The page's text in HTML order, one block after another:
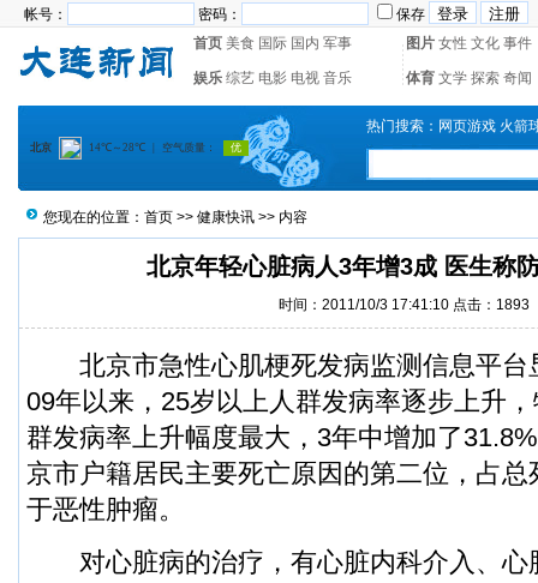
帐号： 密码：
保存
首页 美食 国际 国内 军事 图片 女性 文化 事件
娱乐 综艺 电影 电视 音乐 体育 文学 探索 奇闻
热门搜索： 网页游戏 火箭
您现在的位置： 首页 >> 健康快讯 >> 内容
北京年轻心脏病人3年增3成 医生称
时间：2011/10/3 17:41:10 点击：1893
北京市急性心肌梗死发病监测信息平台
09年以来，25岁以上人群发病率逐步上升
群发病率上升幅度最大，3年中增加了
京市户籍居民主要死亡原因的第二位，占
于恶性肿瘤。
对心脏病的治疗，有心脏内科介入、心